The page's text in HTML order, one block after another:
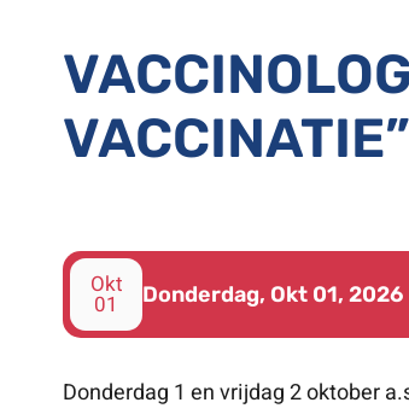
VACCINATIE”
Okt
01 Donderdag, Okt 01, 2026
Donderdag 1 en vrijdag 2 oktober